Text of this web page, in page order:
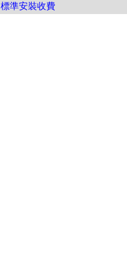
標準安裝收費